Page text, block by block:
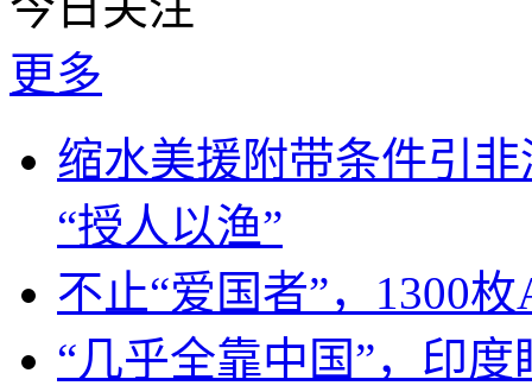
更多
缩水美援附带条件引
“授人以渔”
不止“爱国者”，1300
“几乎全靠中国”，印